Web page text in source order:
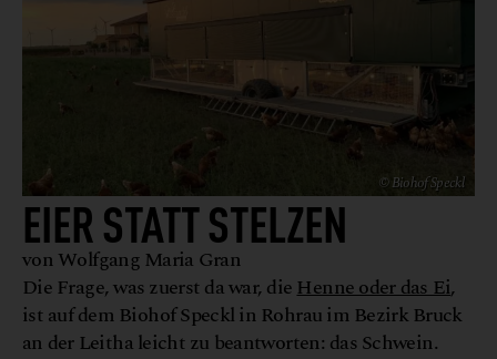
© Biohof Speckl
EIER STATT STELZEN
von Wolfgang Maria Gran
Die Frage, was zuerst da war, dieHenne oder das Ei,
ist auf dem Biohof Speckl in Rohrau im Bezirk Bruck
an der Leitha leicht zu beantworten: das Schwein.